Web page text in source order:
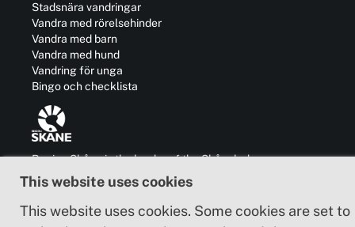
This website uses cookies
This website uses cookies. Some cookies are set to
Stadsnära vandringar
Vandra med rörelsehinder
Vandra med barn
Vandra med hund
Vandring för unga
Bingo och checklista
Region Skåne is the leader of the Skåneleden
development of business, communication,
and outside Sweden.